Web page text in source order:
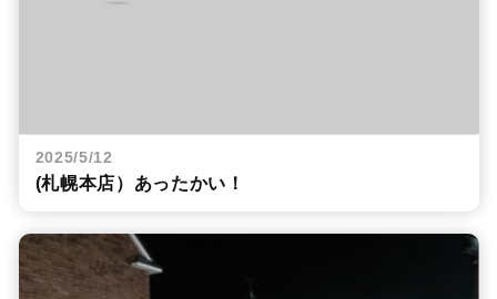
2025/5/12
(札幌本店）あったかい！